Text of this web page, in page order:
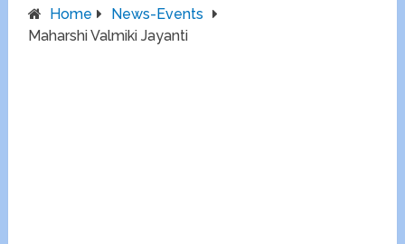
Home
News-Events
Maharshi Valmiki Jayanti